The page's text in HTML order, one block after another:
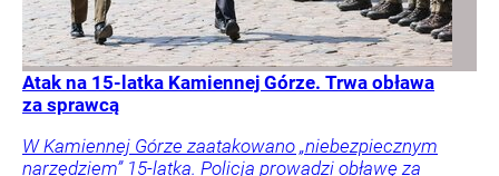
Atak na 15-latka Kamiennej Górze. Trwa obława
za sprawcą
W Kamiennej Górze zaatakowano „niebezpiecznym
narzędziem” 15-latka. Policja prowadzi obławę za